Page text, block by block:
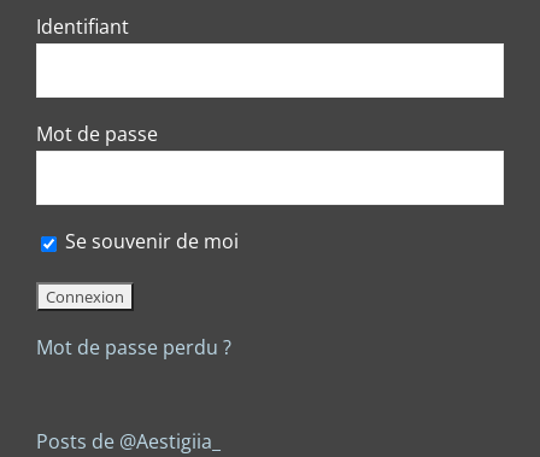
Identifiant
Mot de passe
Se souvenir de moi
Mot de passe perdu ?
Posts de @Aestigiia_